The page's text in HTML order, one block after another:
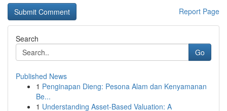
Report Page
Search
Go
Published News
1 Penginapan Dieng: Pesona Alam dan Kenyamanan
Be...
1 Understanding Asset-Based Valuation: A